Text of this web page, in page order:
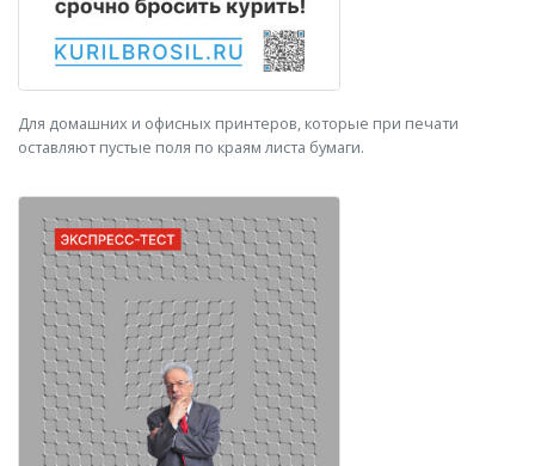
Для домашних и офисных принтеров, которые при печати
оставляют пустые поля по краям листа бумаги.